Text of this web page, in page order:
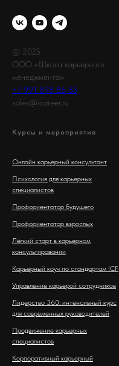
© 2025
ООО «Школа карьерного
менеджмента»
+7 991 898 86 83
sales@icareer.ru
Курсы и мероприятия
Онлайн карьерный консультант
Психология для карьерных
специалистов
Профориентатор будущего
Профориентатор взрослых
Лёгкий старт в карьерном
консультировании
Карьерный коуч по стандартам ICF
Управление карьерой сотрудников
Лидерство 360: интенсивный курс
для современных руководителей
Продвижение карьерных
специалистов
Корпоративный карьерный